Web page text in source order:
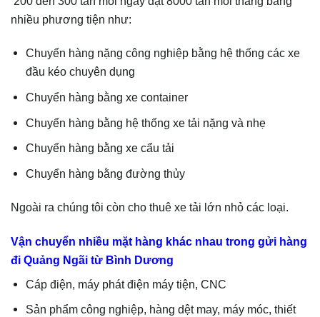
nhiều phương tiện như:
Chuyển hàng nặng công nghiệp bằng hệ thống các xe
đầu kéo chuyên dụng
Chuyển hàng bằng xe container
Chuyển hàng bằng hệ thống xe tải nặng và nhẹ
Chuyển hàng bằng xe cẩu tải
Chuyển hàng bằng đường thủy
Ngoài ra chúng tôi còn cho thuê xe tải lớn nhỏ các loại.
Vận chuyển nhiều mặt hàng khác nhau trong gửi hàng
đi Quảng Ngãi từ Bình Dương
Cáp điện, máy phát điện máy tiện, CNC
Sản phẩm công nghiệp, hàng dệt may, máy móc, thiết